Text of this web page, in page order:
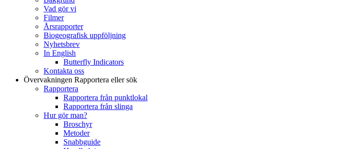
Vad gör vi
Filmer
Årsrapporter
Biogeografisk uppföljning
Nyhetsbrev
In English
Butterfly Indicators
Kontakta oss
Övervakningen Rapportera eller sök
Rapportera
Rapportera från punktlokal
Rapportera från slinga
Hur gör man?
Broschyr
Metoder
Snabbguide